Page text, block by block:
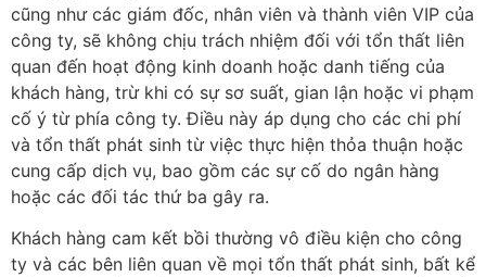
cũng như các giám đốc, nhân viên và thành viên VIP của
công ty, sẽ không chịu trách nhiệm đối với tổn thất liên
quan đến hoạt động kinh doanh hoặc danh tiếng của
khách hàng, trừ khi có sự sơ suất, gian lận hoặc vi phạm
cố ý từ phía công ty. Điều này áp dụng cho các chi phí
và tổn thất phát sinh từ việc thực hiện thỏa thuận hoặc
cung cấp dịch vụ, bao gồm các sự cố do ngân hàng
hoặc các đối tác thứ ba gây ra.
Khách hàng cam kết bồi thường vô điều kiện cho công
ty và các bên liên quan về mọi tổn thất phát sinh, bất kể